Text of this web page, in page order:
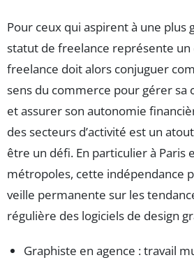
Pour ceux qui aspirent à une plus
statut de freelance représente un
freelance doit alors conjuguer
sens du commerce pour gérer sa
et assurer son autonomie
des secteurs d’activité est un
être un défi. En particulier à Paris
métropoles, cette indépendance
veille permanente sur les
régulière des logiciels de design
Graphiste en agence : travail